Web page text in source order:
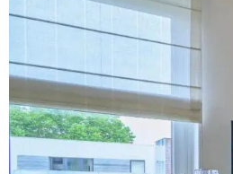
2021 © Tous droits réservés - Site
Mentions légales & conditions